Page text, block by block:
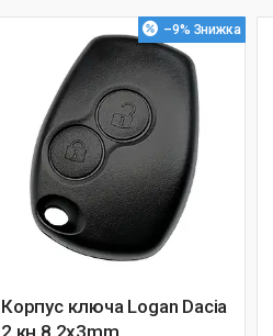
–9%
Корпус ключа Logan Dacia
2 кн 8.2x3mm